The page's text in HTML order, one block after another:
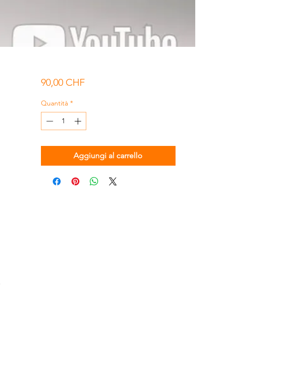
90,00 CHFPrezzo
Quantità *
Aggiungi al carrello